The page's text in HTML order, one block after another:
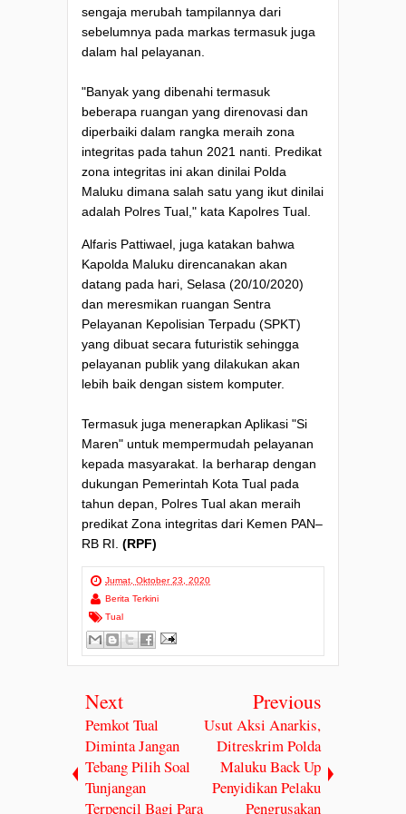
sengaja merubah tampilannya dari
sebelumnya pada markas termasuk juga
dalam hal pelayanan.
"Banyak yang dibenahi termasuk
beberapa ruangan yang direnovasi dan
diperbaiki dalam rangka meraih zona
integritas pada tahun 2021 nanti. Predikat
zona integritas ini akan dinilai Polda
Maluku dimana salah satu yang ikut dinilai
adalah Polres Tual," kata Kapolres Tual.
Alfaris Pattiwael, juga katakan bahwa
Kapolda Maluku direncanakan akan
datang pada hari, Selasa (20/10/2020)
dan meresmikan ruangan Sentra
Pelayanan Kepolisian Terpadu (SPKT)
yang dibuat secara futuristik sehingga
pelayanan publik yang dilakukan akan
lebih baik dengan sistem komputer.
Termasuk juga menerapkan Aplikasi "Si
Maren" untuk mempermudah pelayanan
kepada masyarakat. Ia berharap dengan
dukungan Pemerintah Kota Tual pada
tahun depan, Polres Tual akan meraih
predikat Zona integritas dari Kemen PAN–
RB RI. (RPF)
Jumat, Oktober 23, 2020
Berita Terkini
Tual
Next
Pemkot Tual
Diminta Jangan
Tebang Pilih Soal
Tunjangan
Terpencil Bagi Para
Previous
Usut Aksi Anarkis,
Ditreskrim Polda
Maluku Back Up
Penyidikan Pelaku
Pengrusakan